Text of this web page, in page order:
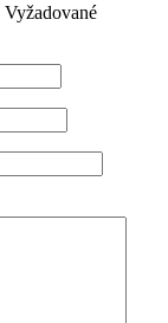
Vyžadované